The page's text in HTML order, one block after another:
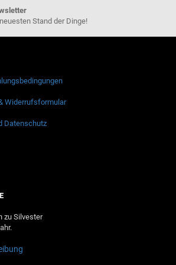
Stand der Dinge!
Widerrufsformular
Datenschutz
zu Silvester